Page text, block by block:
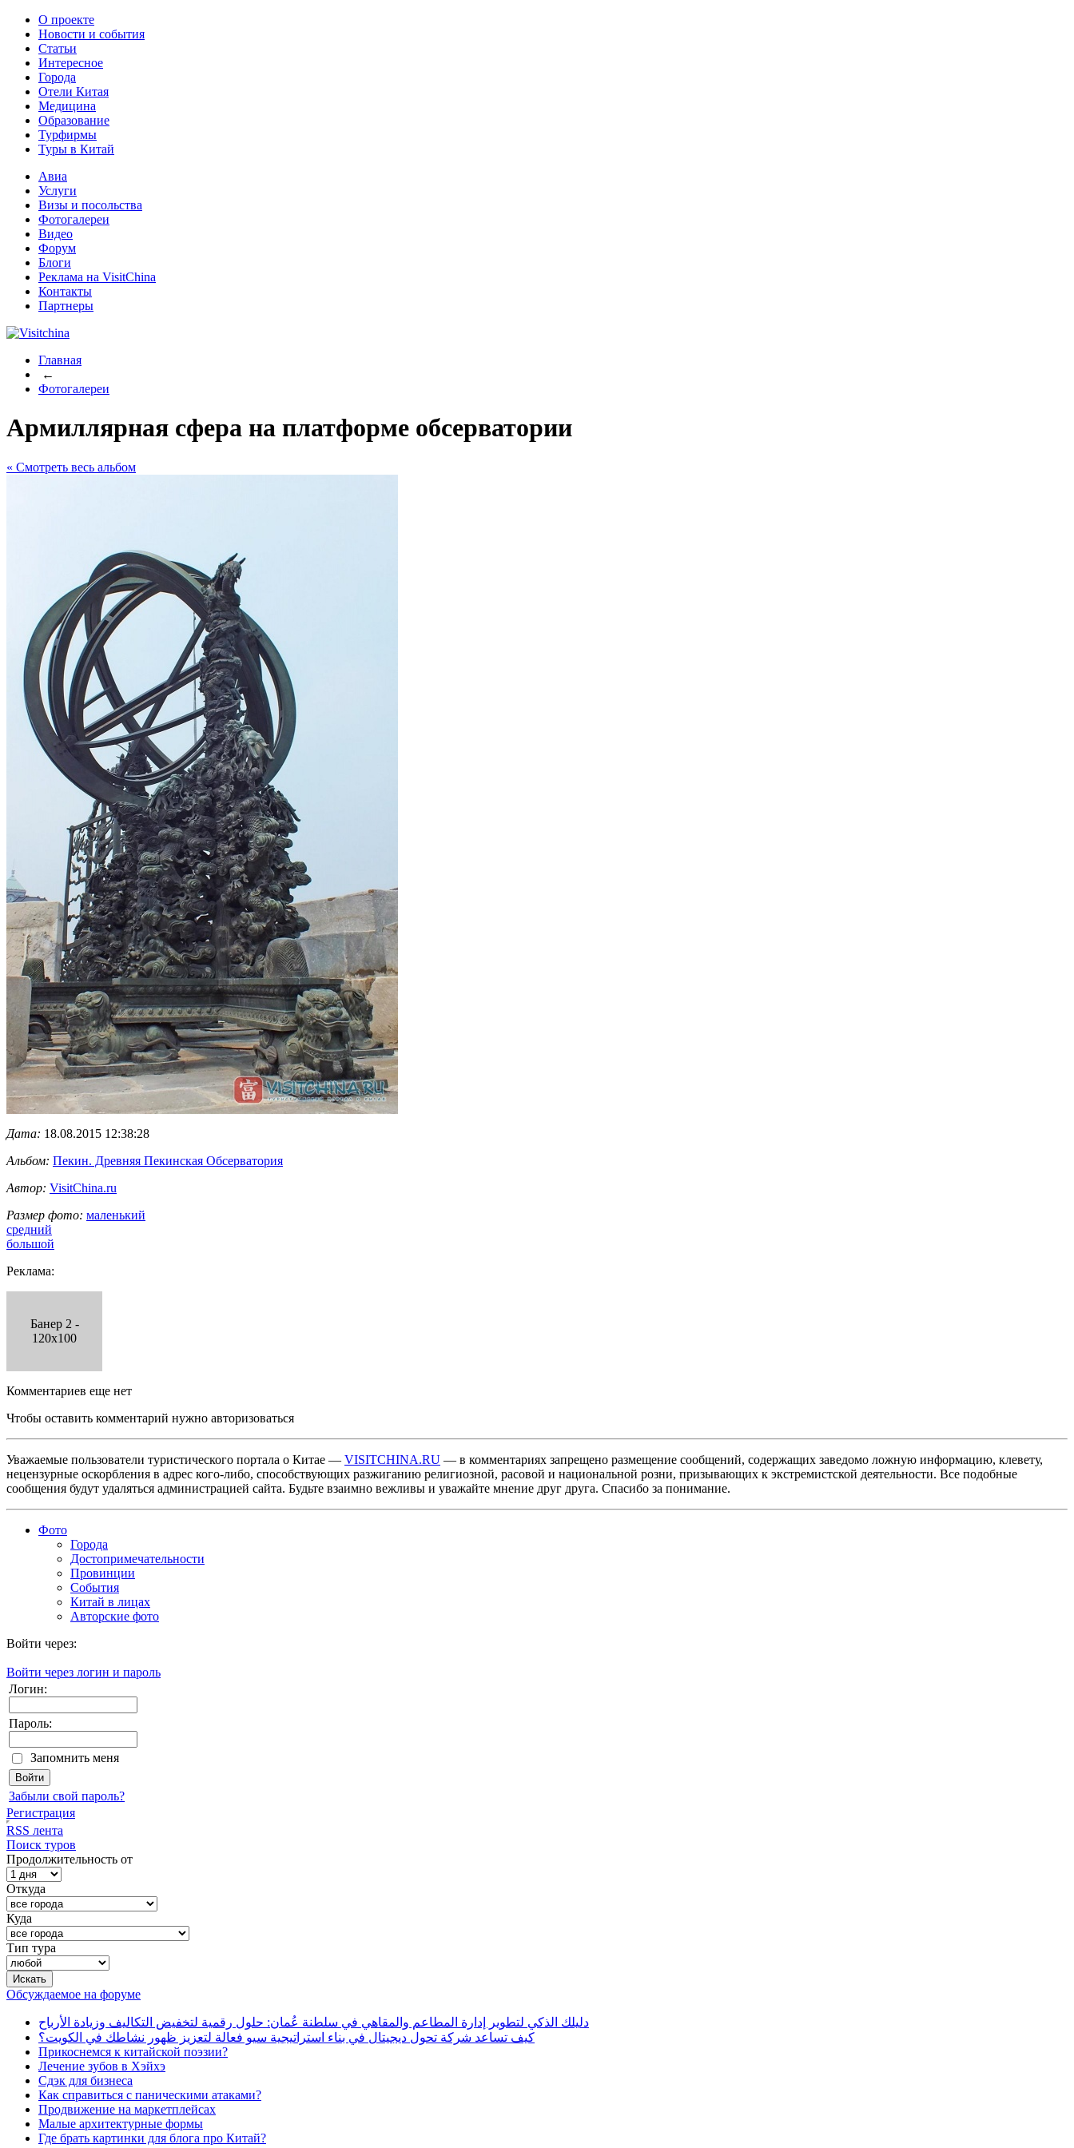
О проекте
Новости и события
Статьи
Интересное
Города
Отели Китая
Медицина
Образование
Турфирмы
Туры в Китай
Авиа
Услуги
Визы и посольства
Фотогалереи
Видео
Форум
Блоги
Реклама на VisitChina
Контакты
Партнеры
Главная
←
Фотогалереи
Армиллярная сфера на платформе обсерватории
« Cмотреть весь альбом
Дата: 18.08.2015 12:38:28
Альбом: Пекин. Древняя Пекинская Обсерватория
Автор: VisitChina.ru
Размер фото: маленький
средний
большой
Реклама:
Банер 2 -
120x100
Комментариев еще нет
Чтобы оставить комментарий нужно авторизоваться
Уважаемые пользователи туристического портала о Китае — VISITCHINA.RU — в комментариях запрещено размещение сообщений, содержащих заведомо ложную информацию, клевету,
нецензурные оскорбления в адрес кого-либо, способствующих разжиганию религиозной, расовой и национальной розни, призывающих к экстремистской деятельности. Все подобные
сообщения будут удаляться администрацией сайта. Будьте взаимно вежливы и уважайте мнение друг друга. Спасибо за понимание.
Фото
Города
Достопримечательности
Провинции
События
Китай в лицах
Авторские фото
Войти через:
Войти через логин и пароль
Логин:
Пароль:
Запомнить меня
Забыли свой пароль?
Регистрация
RSS лента
Поиск туров
Продолжительность от
Откуда
Куда
Тип тура
Обсуждаемое на форуме
دليلك الذكي لتطوير إدارة المطاعم والمقاهي في سلطنة عُمان: حلول رقمية لتخفيض التكاليف وزيادة الأرباح
كيف تساعد شركة تحول ديجيتال في بناء استراتيجية سيو فعالة لتعزيز ظهور نشاطك في الكويت؟
Прикоснемся к китайской поэзии?
Лечение зубов в Хэйхэ
Сдэк для бизнеса
Как справиться с паническими атаками?
Продвижение на маркетплейсах
Малые архитектурные формы
Где брать картинки для блога про Китай?